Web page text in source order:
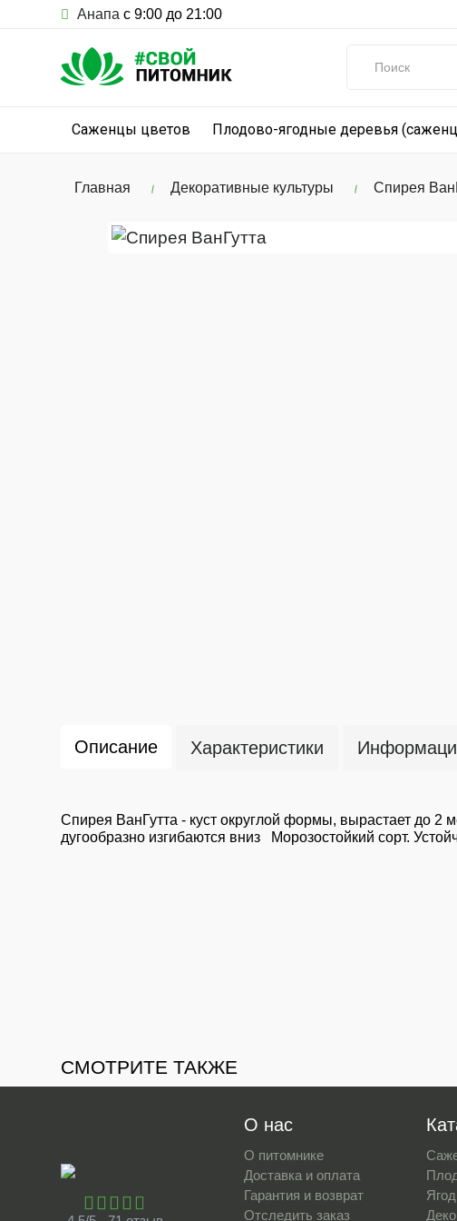
Анапа с 9:00 до 21:00
Саженцы цветов Плодово-ягодные деревья
Главная Декоративные культуры Спирея
Описание Характеристики
Спирея ВанГутта - куст округлой формы, вырастает до
дугообразно изгибаются вниз Морозостойкий сорт.
СМОТРИТЕ ТАКЖЕ
О нас
О питомнике
Доставка и оплата
Гарантия и возврат
Отследить заказ